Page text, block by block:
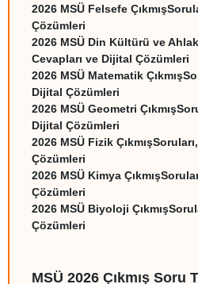
2026 MSÜ Felsefe
Çözümleri
2026 MSÜ Din Kültürü ve
Cevapları ve Dijital Çözümleri
2026 MSÜ Matematik
Dijital Çözümleri
2026 MSÜ Geometri
Dijital Çözümleri
2026 MSÜ Fizik
Çözümleri
2026 MSÜ Kimya
Çözümleri
2026 MSÜ Biyoloji
Çözümleri
MSÜ 2026 Çıkmış Soru